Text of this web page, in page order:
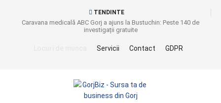
TENDINTE
Caravana medicală ABC Gorj a ajuns la Bustuchin: Peste 140 de
investigații gratuite
Servicii Contact GDPR